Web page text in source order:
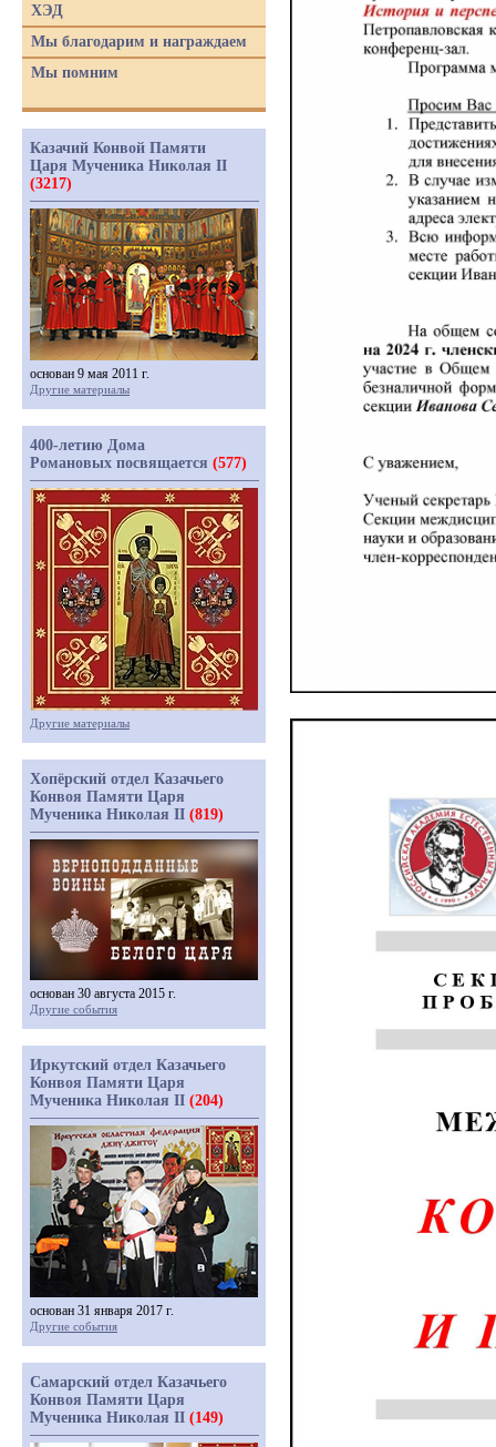
ХЭД
Мы благодарим и награждаем
Мы помним
Казачий Конвой Памяти
Царя Мученика Николая II
(3217)
основан 9 мая 2011 г.
Другие материалы
400-летию Дома
Романовых посвящается (577)
Другие материалы
Хопёрский отдел Казачьего
Конвоя Памяти Царя
Мученика Николая II (819)
основан 30 августа 2015 г.
Другие события
Иркутский отдел Казачьего
Конвоя Памяти Царя
Мученика Николая II (204)
основан 31 января 2017 г.
Другие события
Самарский отдел Казачьего
Конвоя Памяти Царя
Мученика Николая II (149)